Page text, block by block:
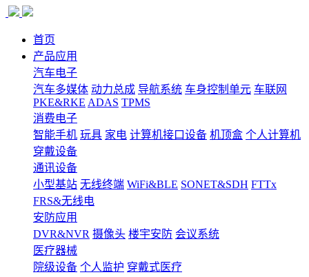
首页
产品应用
汽车电子
汽车多媒体 动力总成 导航系统 车身控制单元 车联网
PKE&RKE ADAS TPMS
消费电子
智能手机 玩具 家电 计算机接口设备 机顶盒 个人计算机
穿戴设备
通讯设备
小型基站 无线终端 WiFi&BLE SONET&SDH FTTx
FRS&无线电
安防应用
DVR&NVR 摄像头 楼宇安防 会议系统
医疗器械
院级设备 个人监护 穿戴式医疗